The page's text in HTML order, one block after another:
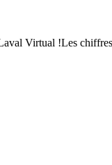
Virtual !Les